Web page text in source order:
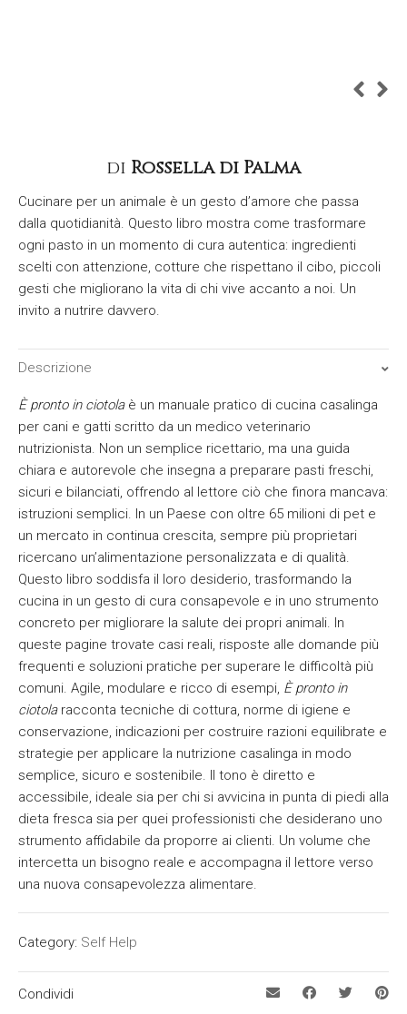
di Rossella di Palma
Cucinare per un animale è un gesto d’amore che passa
dalla quotidianità. Questo libro mostra come trasformare
ogni pasto in un momento di cura autentica: ingredienti
scelti con attenzione, cotture che rispettano il cibo, piccoli
gesti che migliorano la vita di chi vive accanto a noi. Un
invito a nutrire davvero.
Descrizione
È pronto in ciotola è un manuale pratico di cucina casalinga
per cani e gatti scritto da un medico veterinario
nutrizionista. Non un semplice ricettario, ma una guida
chiara e autorevole che insegna a preparare pasti freschi,
sicuri e bilanciati, offrendo al lettore ciò che finora mancava:
istruzioni semplici. In un Paese con oltre 65 milioni di pet e
un mercato in continua crescita, sempre più proprietari
ricercano un’alimentazione personalizzata e di qualità.
Questo libro soddisfa il loro desiderio, trasformando la
cucina in un gesto di cura consapevole e in uno strumento
concreto per migliorare la salute dei propri animali. In
queste pagine trovate casi reali, risposte alle domande più
frequenti e soluzioni pratiche per superare le difficoltà più
comuni. Agile, modulare e ricco di esempi, È pronto in
ciotola racconta tecniche di cottura, norme di igiene e
conservazione, indicazioni per costruire razioni equilibrate e
strategie per applicare la nutrizione casalinga in modo
semplice, sicuro e sostenibile. Il tono è diretto e
accessibile, ideale sia per chi si avvicina in punta di piedi alla
dieta fresca sia per quei professionisti che desiderano uno
strumento affidabile da proporre ai clienti. Un volume che
intercetta un bisogno reale e accompagna il lettore verso
una nuova consapevolezza alimentare.
Category: Self Help
Condividi